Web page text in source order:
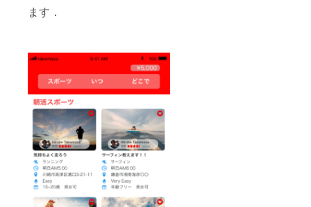
ます．